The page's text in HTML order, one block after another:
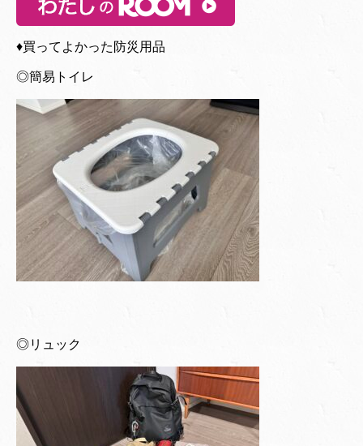
♦︎買ってよかった防災用品
◎簡易トイレ
◎リュック